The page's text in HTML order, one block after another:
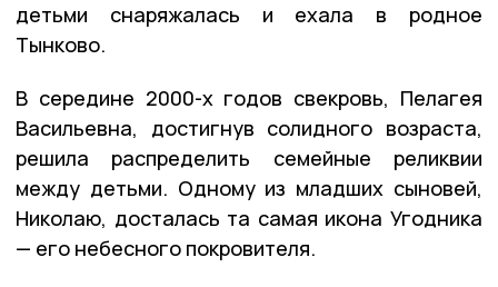
детьми снаряжалась и ехала в родное
Тынково.
В середине 2000-х годов свекровь, Пелагея
Васильевна, достигнув солидного возраста,
решила распределить семейные реликвии
между детьми. Одному из младших сыновей,
Николаю, досталась та самая икона Угодника
— его небесного покровителя.